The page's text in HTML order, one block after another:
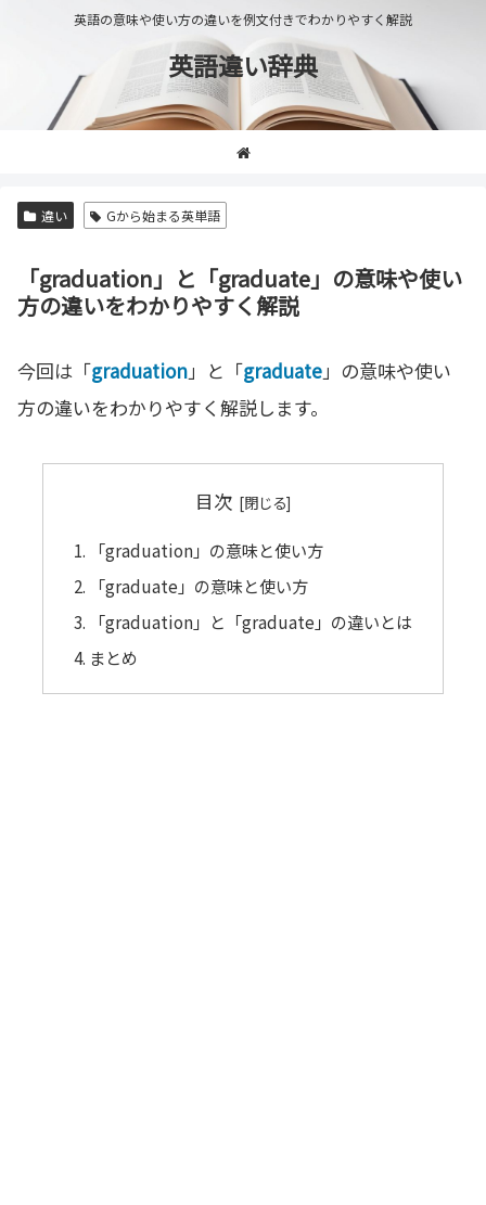
英語の意味や使い方の違いを例文付きでわかりやすく解説
英語違い辞典
違い Gから始まる英単語
「graduation」と「graduate」の意味や使い
方の違いをわかりやすく解説
今回は「graduation」と「graduate」の意味や使い
方の違いをわかりやすく解説します。
目次
「graduation」の意味と使い方
「graduate」の意味と使い方
「graduation」と「graduate」の違いとは
まとめ